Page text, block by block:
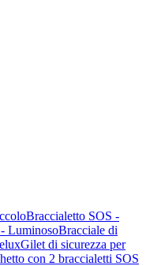
Braccialetto SOS -
LuminosoBracciale di
Gilet di sicurezza per
con 2 braccialetti SOS